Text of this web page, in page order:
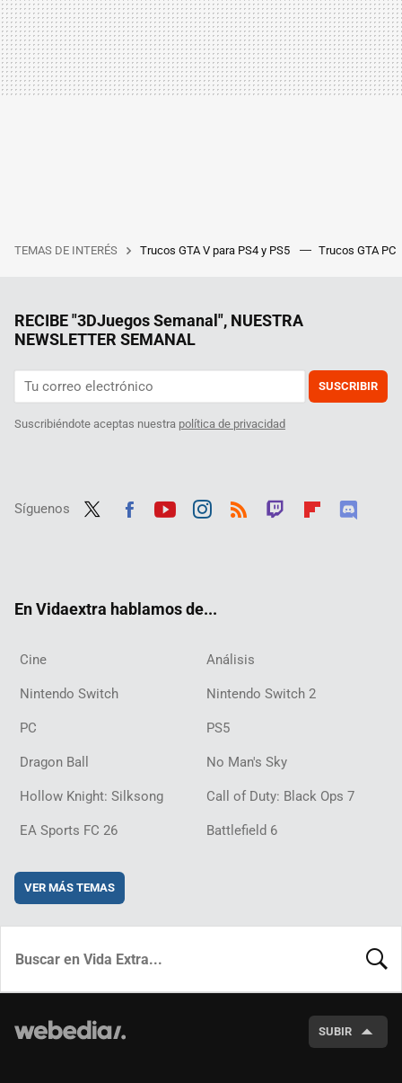
TEMAS DE INTERÉS Trucos GTA V para PS4 y PS5 Trucos GTA PC
RECIBE "3DJuegos Semanal", NUESTRA
NEWSLETTER SEMANAL
SUSCRIBIR
Suscribiéndote aceptas nuestra política de privacidad
Síguenos
En Vidaextra hablamos de...
Cine Análisis
Nintendo Switch Nintendo Switch 2
PC PS5
Dragon Ball No Man's Sky
Hollow Knight: Silksong Call of Duty: Black Ops 7
EA Sports FC 26 Battlefield 6
VER MÁS TEMAS
SUBIR